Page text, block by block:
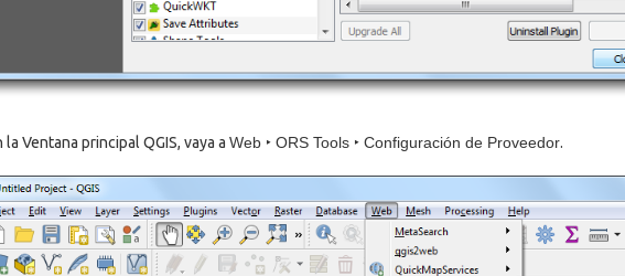
la Ventana principal QGIS, vaya a Web ‣ ORS Tools ‣ Configuración de Proveedor.